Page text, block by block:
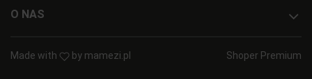
O NAS
Made with by mamezi.pl Shoper Premium